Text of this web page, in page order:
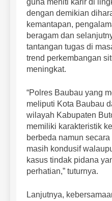
guna meniti karir di
dengan demikian
kemantapan,
beragam dan
tantangan tugas di
trend perkembangan
meningkat.
“Polres Baubau yang
meliputi Kota Baubau
wilayah Kabupaten
memiliki karakteristik
berbeda namun
masih kondusif
kasus tindak pidana
perhatian,” tuturnya.
Lanjutnya,